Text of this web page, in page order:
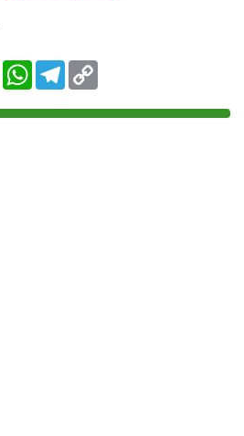
FacebookWhatsApp
Telegram